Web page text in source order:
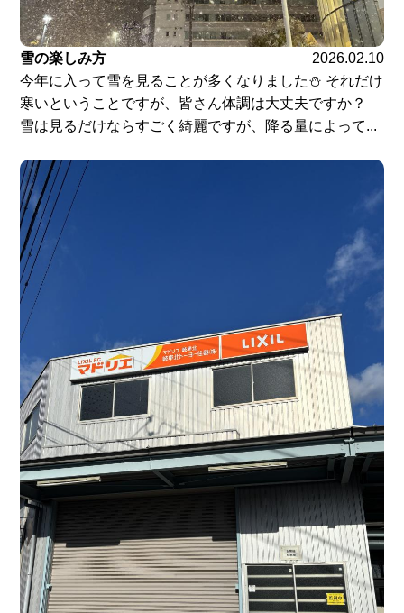
雪の楽しみ方
2026.02.10
今年に入って雪を見ることが多くなりました⛄ それだけ
寒いということですが、皆さん体調は大丈夫ですか？
雪は見るだけならすごく綺麗ですが、降る量によって...